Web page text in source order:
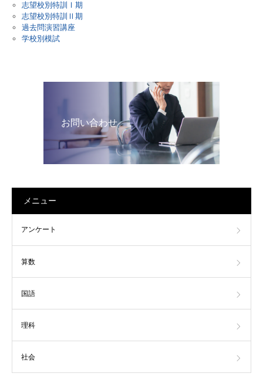
志望校別特訓Ⅰ期
志望校別特訓Ⅱ期
過去問演習講座
学校別模試
お問い合わせ
メニュー
アンケート
算数
国語
理科
社会